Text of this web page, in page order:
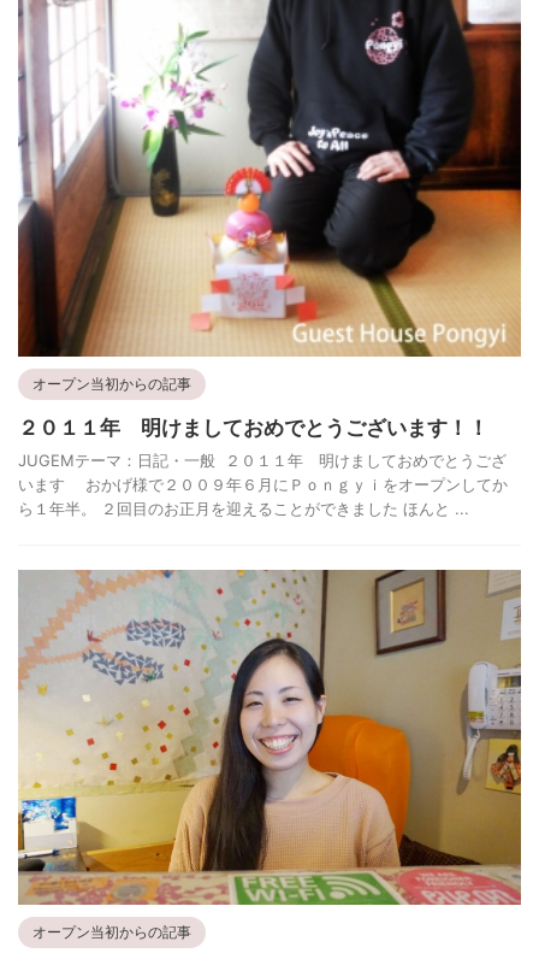
オープン当初からの記事
２０１１年 明けましておめでとうございます！！
JUGEMテーマ：日記・一般 ２０１１年 明けましておめでとうござ
います おかげ様で２００９年６月にＰｏｎｇｙｉをオープンしてか
ら１年半。 ２回目のお正月を迎えることができました ほんと ...
オープン当初からの記事